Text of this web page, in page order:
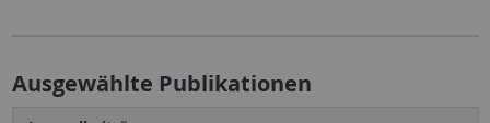
Ausgewählte Publikationen